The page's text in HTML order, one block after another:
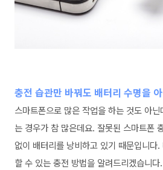
충전 습관만 바꿔도 배터리 수명을
스마트폰으로 많은 작업을 하는 것도 아
는 경우가 참 많은데요. 잘못된 스마트폰
없이 배터리를 낭비하고 있기 때문입니다
할 수 있는 충전 방법을 알려드리겠습니